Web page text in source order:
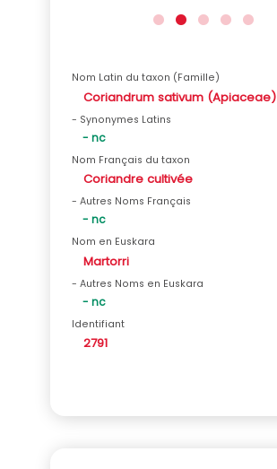
Nom Latin du taxon (Famille)
Coriandrum sativum (Apiaceae)
- Synonymes Latins
- nc
Nom Français du taxon
Coriandre cultivée
- Autres Noms Français
- nc
Nom en Euskara
Martorri
- Autres Noms en Euskara
- nc
Identifiant
2791